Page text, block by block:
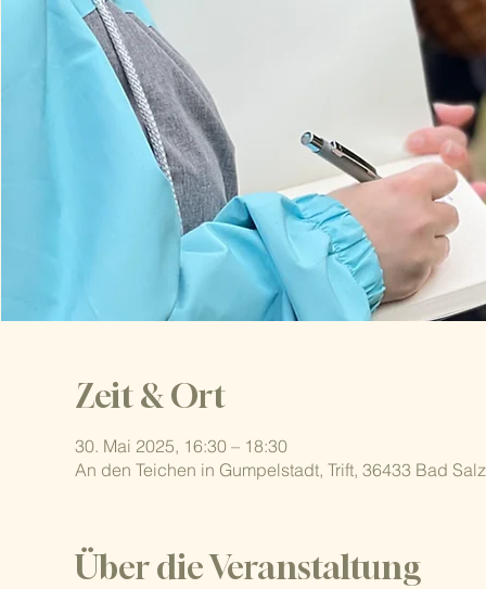
Zeit & Ort
30. Mai 2025, 16:30 – 18:30
An den Teichen in Gumpelstadt, Trift, 36433 Bad
Über die Veranstaltung